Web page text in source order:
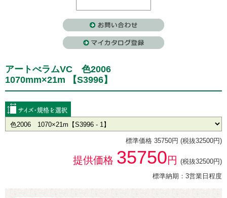
アートべラムVC 色2006
1070mm×21m 【S3996】
標準価格 35750円 (税抜32500円)
提供価格 35750円 (税抜32500円)
標準納期：3営業日程度